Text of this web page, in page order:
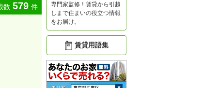
数 579 件
専門家監修！賃貸から引越
しまで住まいの役立つ情報
をお届け。
賃貸用語集